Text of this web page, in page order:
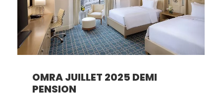
OMRA JUILLET 2025 DEMI
PENSION